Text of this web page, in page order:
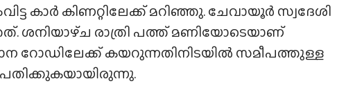
കാർ കിണറ്റിലേക്ക് മറിഞ്ഞു. ചേവായൂർ സ്വദേശി
ശനിയാഴ്‌ച രാത്രി പത്ത് മണിയോടെയാണ്
റോഡിലേക്ക് കയറുന്നതിനിടയിൽ സമീപത്തുള്ള
പതിക്കുകയായിരുന്നു.